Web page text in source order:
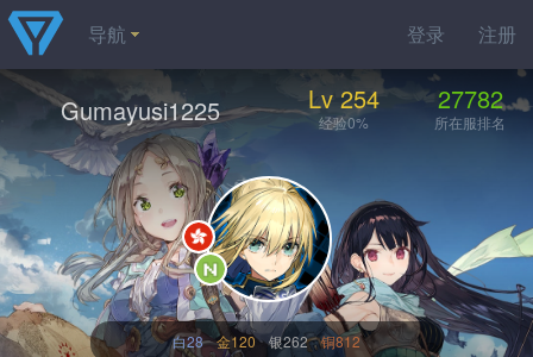
登录 注册
导航
Gumayusi1225 Lv 254
经验0%
27782
所在服排名
白28 金120 银262 铜812